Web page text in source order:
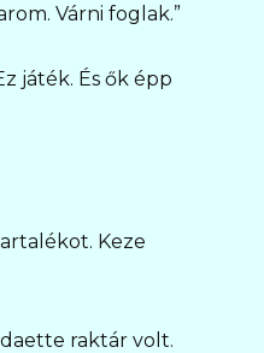
Várni foglak.”
játék. És ők épp
Keze
raktár volt.